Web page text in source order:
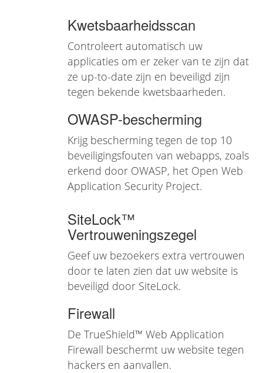
Kwetsbaarheidsscan
Controleert automatisch uw
applicaties om er zeker van te zijn dat
ze up-to-date zijn en beveiligd zijn
tegen bekende kwetsbaarheden.
OWASP-bescherming
Krijg bescherming tegen de top 10
beveiligingsfouten van webapps, zoals
erkend door OWASP, het Open Web
Application Security Project.
SiteLock™
Vertrouweningszegel
Geef uw bezoekers extra vertrouwen
door te laten zien dat uw website is
beveiligd door SiteLock.
Firewall
De TrueShield™ Web Application
Firewall beschermt uw website tegen
hackers en aanvallen.